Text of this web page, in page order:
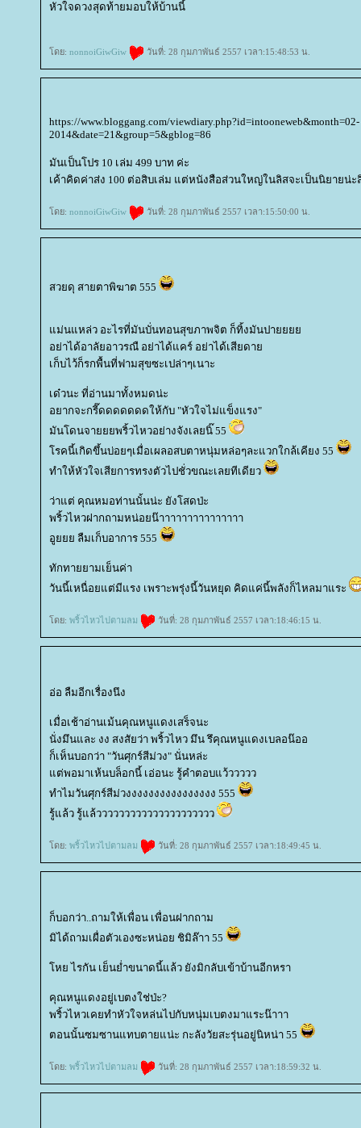
หัวใจดวงสุดท้ายมอบให้บ้านนี้
ดย: nonnoiGiwGiw วันที่: 28 กุมภาพันธ์ 2557 เวลา:15:48:53 น.
https://www.bloggang.com/viewdiary.php?id=intooneweb&month=02-
2014&date=21&group=5&gblog=86
มันเป็นโปร 10 เล่ม 499 บาท ค่ะ
เค้าคิดค่าส่ง 100 ต่อสิบเล่ม แต่หนังสือส่วนใหญ่ในลิสจะเป็นนิยายน่ะ
ดย: nonnoiGiwGiw วันที่: 28 กุมภาพันธ์ 2557 เวลา:15:50:00 น.
สวยดุ สายตาพิฆาต 555
ม่นแหล่ว อะไรที่มันบั่นทอนสุขภาพจิต ก็ทิ้งมันปา
อย่าได้อาลัยอาวรณื อย่าได้แคร์ อย่าได้เสียดา
เก็บไว้ก็รกพื้นที่ฟามสุขซะเปล่าๆเนาะ
เด๋วนะ ที่อ่านมาทั้งหมดน่ะ
อยากจะกรี๊ดดดดดดดให้กับ "หัวใจไม่แข็งแรง"
มันโดนจายยยพริ้วไหวอย่างจังเลยนิ๊ 55
รคนี้เกิดขึ้นบ่อยๆเมื่อเผลอสบตาหนุ่มหล่อๆละแวกใกล้เคียง 55
ทำให้หัวใจเสียการทรงตัวไปชั่วขณะเลยทีเดียว
ว่าแต่ คุณหมอท่านนั้นน่ะ ยังโสดป่ะ
พริ้วไหวฝากถามหน่อยน๊าาาาาาาาาาาาาาา
อูยยย ลืมเก็บอาการ 555
ทักทายยามเย็นค่า
วันนี้เหนื่อยแต่มีแรง เพราะพรุ่งนี้วันหยุด คิดแค่นี้พลังก็ไหลมาแระ
ดย: พริ้วไหวไปตามลม วันที่: 28 กุมภาพันธ์ 2557 เวลา:18:46:15 น.
อ่อ ลืมอีกเรื่องนึง
เมื่อเช้าอ่านเม้นคุณหนูแดงเสร็จนะ
นั่งมึนและ งง สงสัยว่า พริ้วไหว มึน รึคุณหนูแดงเบลอน๊ออ
ก็เห็นบอกว่า "วันศุกร์สีม่วง" นั่นหล่ะ
ต่พอมาเห้นบล็อกนี้ เอ่อนะ รู้คำตอบแว้ววววว
ทำไมวันศุกร์สีม่วงงงงงงงงงงงงงงงง 555
รู้แล้ว รู้แล้ววววววววววววววววววววว
ดย: พริ้วไหวไปตามลม วันที่: 28 กุมภาพันธ์ 2557 เวลา:18:49:45 น.
ก็บอกว่า..ถามให้เพื่อน เพื่อนฝากถาม
มิได้ถามเผื่อตัวเองซะหน่อย ชิมิล๊าา 55
หย ไรกัน เย็นย่ำขนาดนี้แล้ว ยังมิกลับเข้าบ้านอีกหรา
คุณหนูแดงอยู่เบตงใช่ป่ะ?
พริ้วไหวเคยทำหัวใจหล่นไปกับหนุ่มเบตงมาแระน๊าาา
ตอนนั้นซมซานแทบตายแน่ะ กะลังวัยสะรุ่นอยู่นิหน่า 55
ดย: พริ้วไหวไปตามลม วันที่: 28 กุมภาพันธ์ 2557 เวลา:18:59:32 น.